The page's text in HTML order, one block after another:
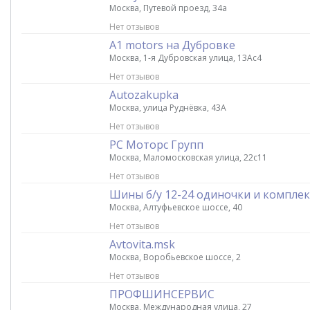
Москва, Путевой проезд, 34а
Нет отзывов
A1 motors на Дубровке
Москва, 1-я Дубровская улица, 13Ас4
Нет отзывов
Autozakupka
Москва, улица Руднёвка, 43А
Нет отзывов
РС Моторс Групп
Москва, Маломосковская улица, 22с11
Нет отзывов
Шины б/у 12-24 одиночки и
Москва, Алтуфьевское шоссе, 40
Нет отзывов
Avtovita.msk
Москва, Воробьевское шоссе, 2
Нет отзывов
ПРОФШИНСЕРВИС
Москва, Международная улица, 27